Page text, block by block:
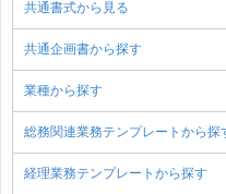
共通書式から見る
共通企画書から探す
業種から探す
総務関連業務テンプレートから探
経理業務テンプレートから探す